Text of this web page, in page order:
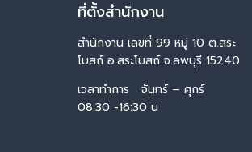
ที่ตั้งสำนักงาน
สำนักงาน เลขที่ 99 หมู่ 10 ต.สระ
โบสถ์ อ.สระโบสถ์ จ.ลพบุรี 15240
เวลาทำการ จันทร์ – ศุกร์
08:30 -16:30 น